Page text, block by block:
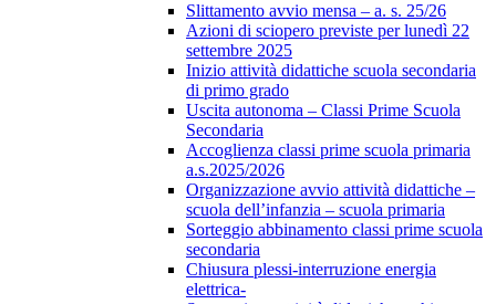
Slittamento avvio mensa – a. s. 25/26
Azioni di sciopero previste per lunedì 22
settembre 2025
Inizio attività didattiche scuola secondaria
di primo grado
Uscita autonoma – Classi Prime Scuola
Secondaria
Accoglienza classi prime scuola primaria
a.s.2025/2026
Organizzazione avvio attività didattiche –
scuola dell’infanzia – scuola primaria
Sorteggio abbinamento classi prime scuola
secondaria
Chiusura plessi-interruzione energia
elettrica-